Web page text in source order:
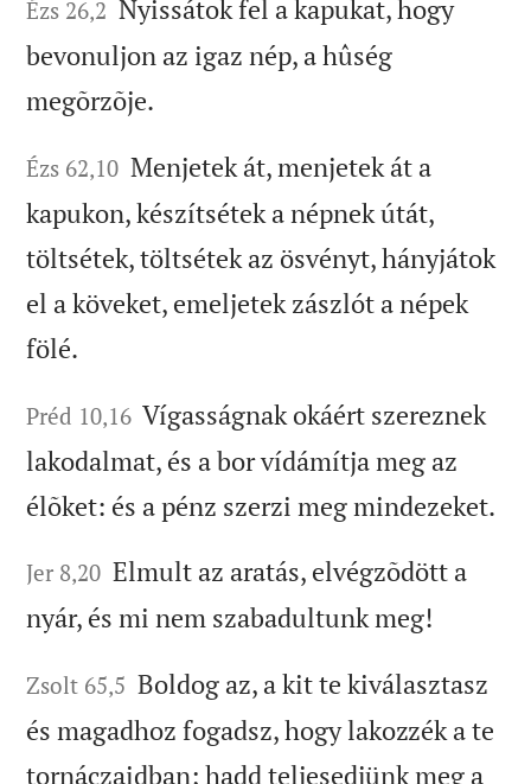
Ézs 26,2 Nyissátok fel a kapukat, hogy
bevonuljon az igaz nép, a hûség
megõrzõje.
Ézs 62,10 Menjetek át, menjetek át a
kapukon, készítsétek a népnek útát,
töltsétek, töltsétek az ösvényt, hányjátok
el a köveket, emeljetek zászlót a népek
fölé.
Préd 10,16 Vígasságnak okáért szereznek
lakodalmat, és a bor vídámítja meg az
élõket: és a pénz szerzi meg mindezeket.
Jer 8,20 Elmult az aratás, elvégzõdött a
nyár, és mi nem szabadultunk meg!
Zsolt 65,5 Boldog az, a kit te kiválasztasz
és magadhoz fogadsz, hogy lakozzék a te
tornáczaidban; hadd teljesedjünk meg a